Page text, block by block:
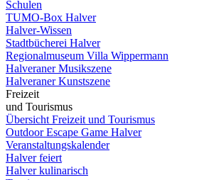
Schulen
TUMO-Box Halver
Halver-Wissen
Stadtbücherei Halver
Regionalmuseum Villa Wippermann
Halveraner Musikszene
Halveraner Kunstszene
Freizeit
und Tourismus
Übersicht Freizeit und Tourismus
Outdoor Escape Game Halver
Veranstaltungskalender
Halver feiert
Halver kulinarisch